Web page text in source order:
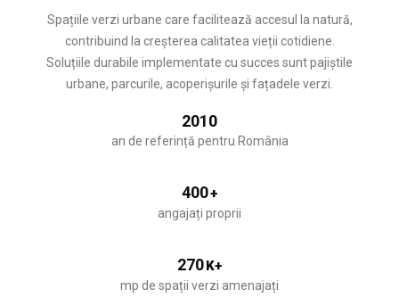
Spațiile verzi urbane care facilitează accesul la natură,
contribuind la creșterea calitatea vieții cotidiene.
Soluțiile durabile implementate cu succes sunt pajiștile
urbane, parcurile, acoperișurile și fațadele verzi.
2010
an de referință pentru România
400+
angajați proprii
270K+
mp de spații verzi amenajați